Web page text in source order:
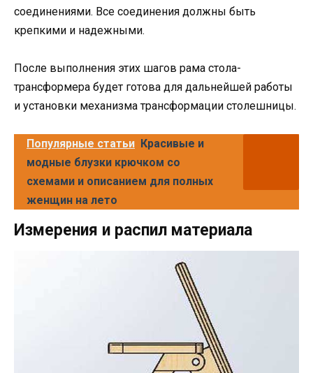
соединениями. Все соединения должны быть
крепкими и надежными.
После выполнения этих шагов рама стола-
трансформера будет готова для дальнейшей работы
и установки механизма трансформации столешницы.
Популярные статьи Красивые и
модные блузки крючком со
схемами и описанием для полных
женщин на лето
Измерения и распил материала